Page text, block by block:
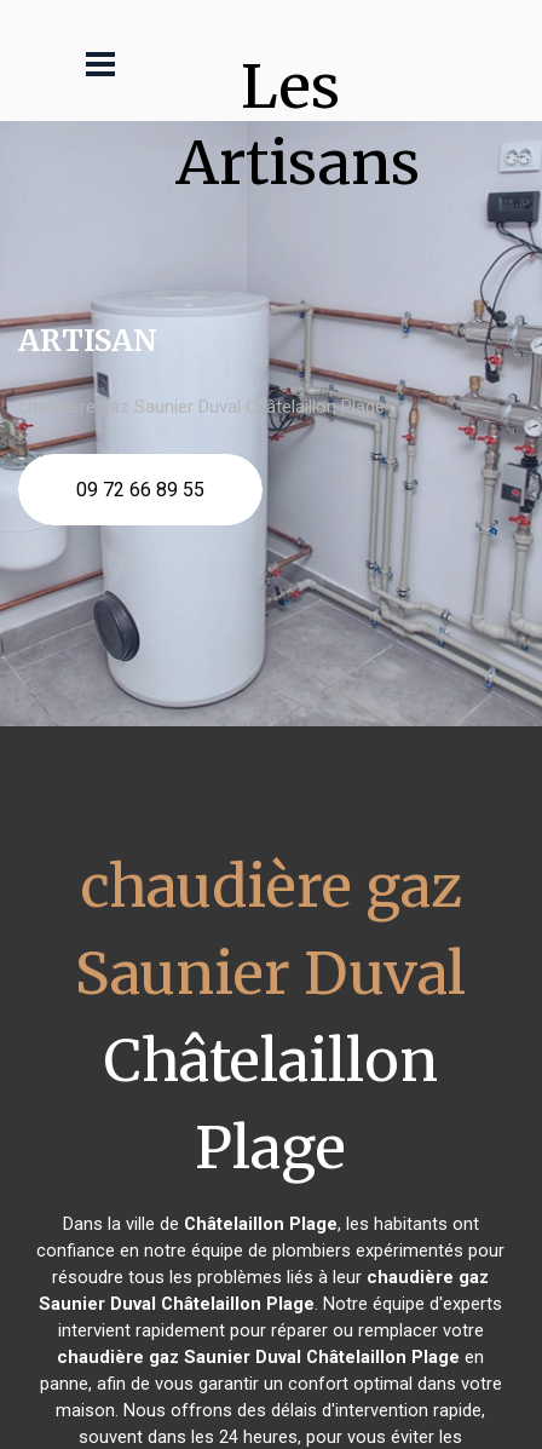
Les
Artisans
ARTISAN
chaudière gaz Saunier Duval Châtelaillon Plage
09 72 66 89 55
chaudière gaz
Saunier Duval
Châtelaillon
Plage
Dans la ville de Châtelaillon Plage, les habitants ont
confiance en notre équipe de plombiers expérimentés pour
résoudre tous les problèmes liés à leur chaudière gaz
Saunier Duval Châtelaillon Plage. Notre équipe d'experts
intervient rapidement pour réparer ou remplacer votre
chaudière gaz Saunier Duval Châtelaillon Plage en
panne, afin de vous garantir un confort optimal dans votre
maison. Nous offrons des délais d'intervention rapide,
souvent dans les 24 heures, pour vous éviter les